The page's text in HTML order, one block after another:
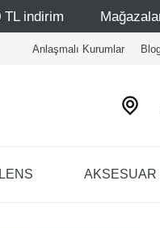
Mağazalarımız –
Anlaşmalı Kurumlar
LENS AKSESUAR